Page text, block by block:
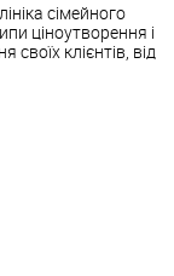
сімейного
ціноутворення і
клієнтів, від